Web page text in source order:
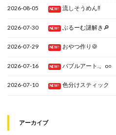
2026-08-05 NEW! 流しそうめん‼
2026-07-30 NEW! ぶるーむ謎解き🔎
2026-07-29 NEW! おやつ作り🍪
2026-07-16 NEW! バブルアート.。o○
2026-07-10 NEW! 色分けスティック
アーカイブ